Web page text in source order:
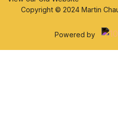
Copyright © 2024 Martin
Powered by